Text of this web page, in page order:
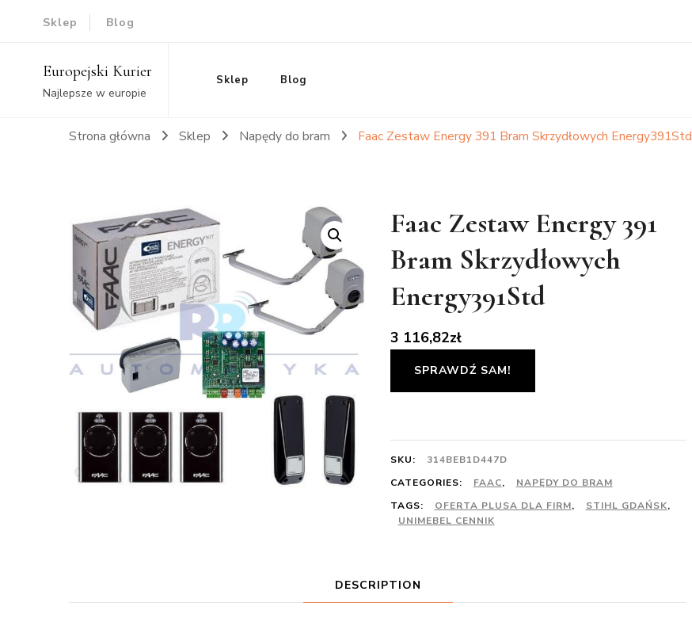
Sklep Blog
Europejski Kurier
Najlepsze w europie
Sklep Blog
Strona główna Sklep Napędy do bram Faac Zestaw Energy 391 Bram Skrzydłowych Energy391Std
Faac Zestaw Energy 391
Bram Skrzydłowych
Energy391Std
3 116,82zł
SPRAWDŹ SAM!
SKU:
314BEB1D447D
CATEGORIES:
FAAC,
NAPĘDY DO BRAM
TAGS:
OFERTA PLUSA DLA FIRM, STIHL GDAŃSK,
UNIMEBEL CENNIK
DESCRIPTION